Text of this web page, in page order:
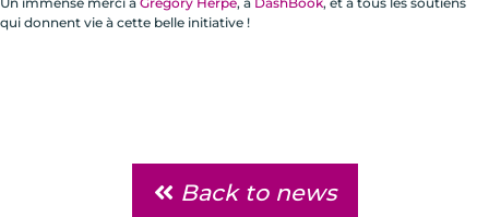
qui donnent vie à cette belle initiative !
Back to news